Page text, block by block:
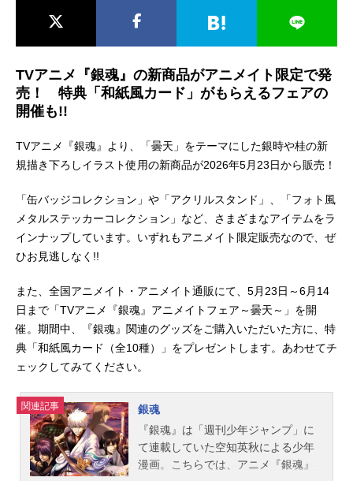
男性声優/女性声優一覧
TVアニメ『銀魂』の新商品がアニメイト限定で発
売！ 特典「和紙風カード」がもらえるフェアの
開催も!!
TVアニメ『銀魂』より、「曇天」をテーマにした銀時や桂の新
規描き下ろしイラスト使用の新商品が2026年5月23日から販売！
「缶バッジコレクション」や「アクリルスタンド」、「フォト風
メタルステッカーコレクション」など、さまざまなアイテムをラ
インナップしています。いずれもアニメイト限定販売なので、ぜ
ひお見逃しなく!!
また、全国アニメイト・アニメイト通販にて、5月23日～6月14
日まで「TVアニメ『銀魂』アニメイトフェア～曇天～」を開
催。期間中、『銀魂』関連のグッズをご購入いただいた方に、特
典「和紙風カード（全10種）」をプレゼントします。あわせてチ
ェックしてみてください。
関連記事
銀魂
『銀魂』は「週刊少年ジャンプ」に
て連載していた空知英秋による少年
漫画。こちらでは、アニメ『銀魂』